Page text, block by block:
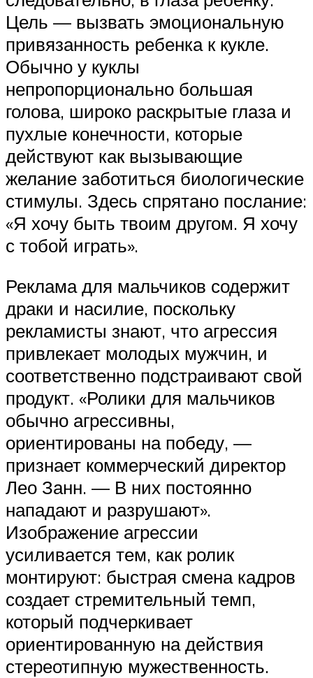
Цель — вызвать эмоциональную
привязанность ребенка к кукле.
Обычно у куклы
непропорционально большая
голова, широко раскрытые глаза и
пухлые конечности, которые
действуют как вызывающие
желание заботиться биологические
стимулы. Здесь спрятано послание:
«Я хочу быть твоим другом. Я хочу
с тобой играть».
Реклама для мальчиков содержит
драки и насилие, поскольку
рекламисты знают, что агрессия
привлекает молодых мужчин, и
соответственно подстраивают свой
продукт. «Ролики для мальчиков
обычно агрессивны,
ориентированы на победу, —
признает коммерческий директор
Лео Занн. — В них постоянно
нападают и разрушают».
Изображение агрессии
усиливается тем, как ролик
монтируют: быстрая смена кадров
создает стремительный темп,
который подчеркивает
ориентированную на действия
стереотипную мужественность.